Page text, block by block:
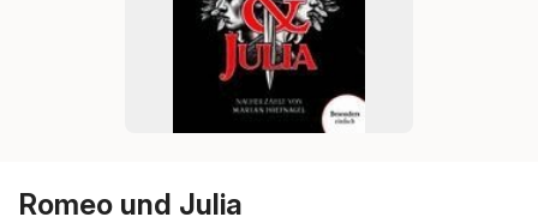
Romeo und Julia